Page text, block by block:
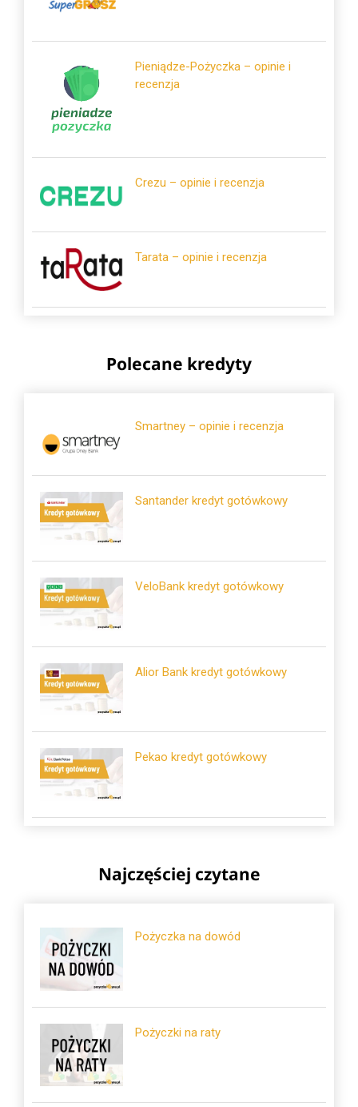
Pieniądze-Pożyczka – opinie i
recenzja
Crezu – opinie i recenzja
Tarata – opinie i recenzja
Polecane kredyty
Smartney – opinie i recenzja
Santander kredyt gotówkowy
VeloBank kredyt gotówkowy
Alior Bank kredyt gotówkowy
Pekao kredyt gotówkowy
Najczęściej czytane
Pożyczka na dowód
Pożyczki na raty